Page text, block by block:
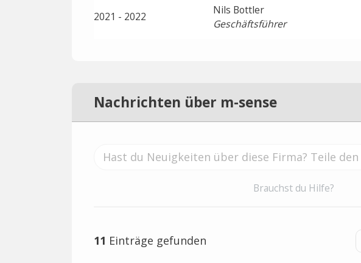
2021 - 2022
Nils Bottler
Geschäftsführer
Nachrichten über m-sense
Brauchst du Hilfe?
11 Einträge gefunden